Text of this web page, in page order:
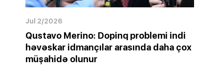
Jul 2/2026
Qustavo Merino: Dopinq problemi indi
həvəskar idmançılar arasında daha çox
müşahidə olunur